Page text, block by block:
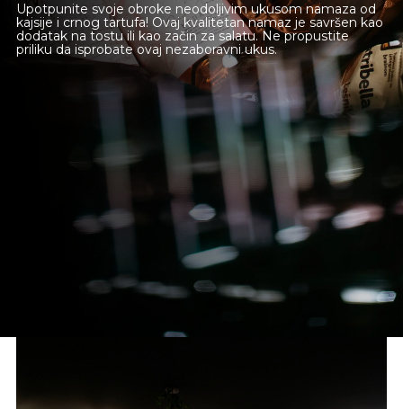
Novi Sad
Upotpunite svoje obroke neodoljivim ukusom namaza od
kajsije i crnog tartufa! Ovaj kvalitetan namaz je savršen kao
dodatak na tostu ili kao začin za salatu. Ne propustite
priliku da isprobate ovaj nezaboravni ukus.